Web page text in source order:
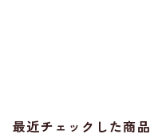
最近チェックした商品